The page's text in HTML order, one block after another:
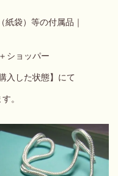
紙袋）等の付属品｜
ショッパー
入した状態】にて
。